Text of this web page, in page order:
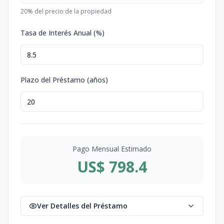
20% del precio de la propiedad
Tasa de Interés Anual (%)
Plazo del Préstamo (años)
Pago Mensual Estimado
US$ 798.4
Ver Detalles del Préstamo